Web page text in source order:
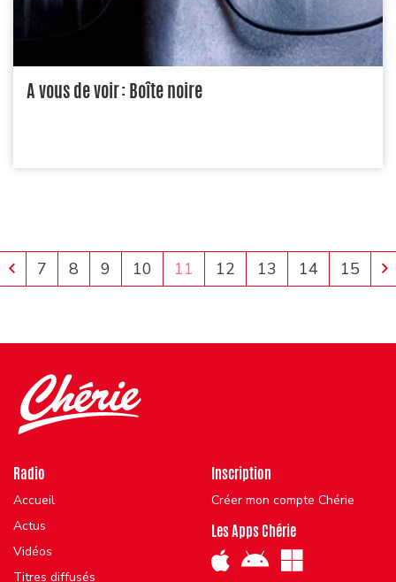
A vous de voir : Boîte noire
7 8 9 10 11 12 13 14 15
Radio
Accueil
Actus
Vidéos
Titres diffusés
Inscription
Créer mon compte Chérie
Les Apps Chérie